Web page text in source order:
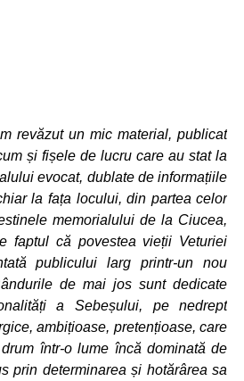
revăzut un mic material, publicat
și fișele de lucru care au stat la
evocat, dublate de informațiile
la fața locului, din partea celor
memorialului de la Ciucea,
faptul că povestea vieții Veturiei
publicului larg printr-un nou
de mai jos sunt dedicate
a Sebeșului, pe nedrept
ambițioase, pretențioase, care
într-o lume încă dominată de
prin determinarea și hotărârea sa